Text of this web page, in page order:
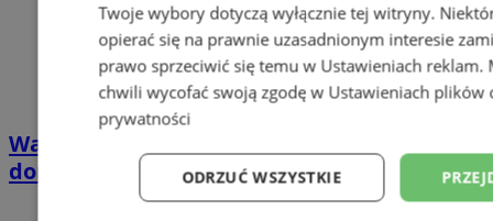
Wakacyjny wypoczynek nad Bałtykiem w
domkach Szmaragdowe Morze
Twoje wybory dotyczą wyłącznie tej witryny.
opierać się na prawnie uzasadnionym interesie
prawo sprzeciwić się temu w Ustawieniach reklam.
chwili wycofać swoją zgodę w Ustawieniach plików
prywatności
ODRZUĆ WSZYSTKIE